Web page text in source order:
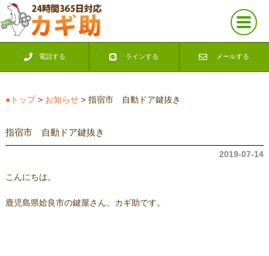
電話する ラインする メールする
●トップ> お知らせ> 指宿市 自動ドア鍵抜き
指宿市 自動ドア鍵抜き
2019-07-14
こんにちは。
鹿児島県姶良市の鍵屋さん、カギ助です。